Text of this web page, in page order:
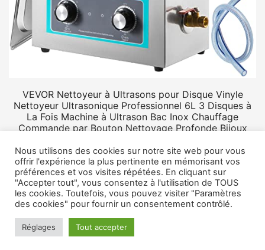
VEVOR Nettoyeur à Ultrasons pour Disque Vinyle
Nettoyeur Ultrasonique Professionnel 6L 3 Disques à
La Fois Machine à Ultrason Bac Inox Chauffage
Commande par Bouton Nettoyage Profonde Bijoux
© 2026 Rangement vinyle.Mentions légales
Nous utilisons des cookies sur notre site web pour vous
offrir l'expérience la plus pertinente en mémorisant vos
préférences et vos visites répétées. En cliquant sur
"Accepter tout", vous consentez à l'utilisation de TOUS
les cookies. Toutefois, vous pouvez visiter "Paramètres
des cookies" pour fournir un consentement contrôlé.
Réglages Tout accepter